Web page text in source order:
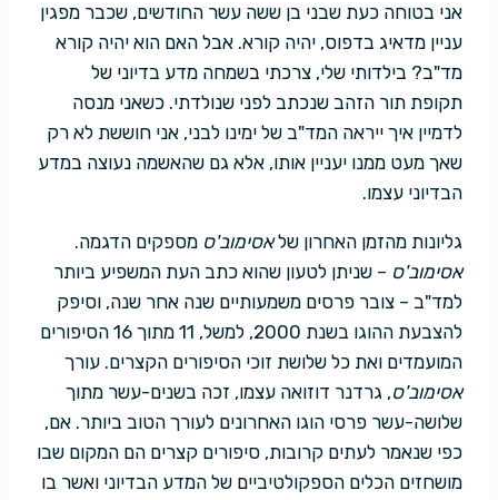
אני בטוחה כעת שבני בן ששה עשר החודשים, שכבר מפגין
עניין מדאיג בדפוס, יהיה קורא. אבל האם הוא יהיה קורא
מד"ב? בילדותי שלי, צרכתי בשמחה מדע בדיוני של
תקופת תור הזהב שנכתב לפני שנולדתי. כשאני מנסה
לדמיין איך ייראה המד"ב של ימינו לבני, אני חוששת לא רק
שאך מעט ממנו יעניין אותו, אלא גם שהאשמה נעוצה במדע
הבדיוני עצמו.
גליונות מהזמן האחרון שלאסימוב'ס מספקים הדגמה.
אסימוב'ס – שניתן לטעון שהוא כתב העת המשפיע ביותר
למד"ב – צובר פרסים משמעותיים שנה אחר שנה, וסיפק
להצבעת ההוגו בשנת 2000, למשל, 11 מתוך 16 הסיפורים
המועמדים ואת כל שלושת זוכי הסיפורים הקצרים. עורך
אסימוב'ס, גרדנר דוזואה עצמו, זכה בשנים-עשר מתוך
שלושה-עשר פרסי הוגו האחרונים לעורך הטוב ביותר. אם,
כפי שנאמר לעתים קרובות, סיפורים קצרים הם המקום שבו
מושחזים הכלים הספקולטיביים של המדע הבדיוני ואשר בו